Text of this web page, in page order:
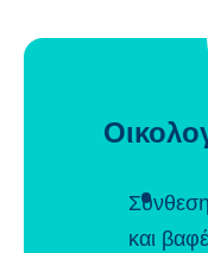
και